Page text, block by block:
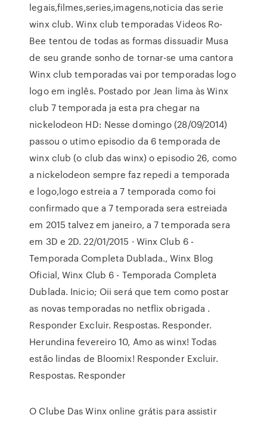
legais,filmes,series,imagens,noticia das serie
winx club. Winx club temporadas Videos Ro-
Bee tentou de todas as formas dissuadir Musa
de seu grande sonho de tornar-se uma cantora
Winx club temporadas vai por temporadas logo
logo em inglês. Postado por Jean lima às Winx
club 7 temporada ja esta pra chegar na
nickelodeon HD: Nesse domingo (28/09/2014)
passou o utimo episodio da 6 temporada de
winx club (o club das winx) o episodio 26, como
a nickelodeon sempre faz repedi a temporada
e logo,logo estreia a 7 temporada como foi
confirmado que a 7 temporada sera estreiada
em 2015 talvez em janeiro, a 7 temporada sera
em 3D e 2D. 22/01/2015 · Winx Club 6 -
Temporada Completa Dublada., Winx Blog
Oficial, Winx Club 6 - Temporada Completa
Dublada. Inicio; Oii será que tem como postar
as novas temporadas no netflix obrigada .
Responder Excluir. Respostas. Responder.
Herundina fevereiro 10, Amo as winx! Todas
estão lindas de Bloomix! Responder Excluir.
Respostas. Responder
O Clube Das Winx online grátis para assistir